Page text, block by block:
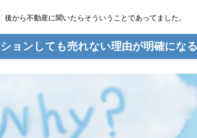
後から不動産に聞いたらそういうことであってました。
ョンしても売れない理由が明確になる